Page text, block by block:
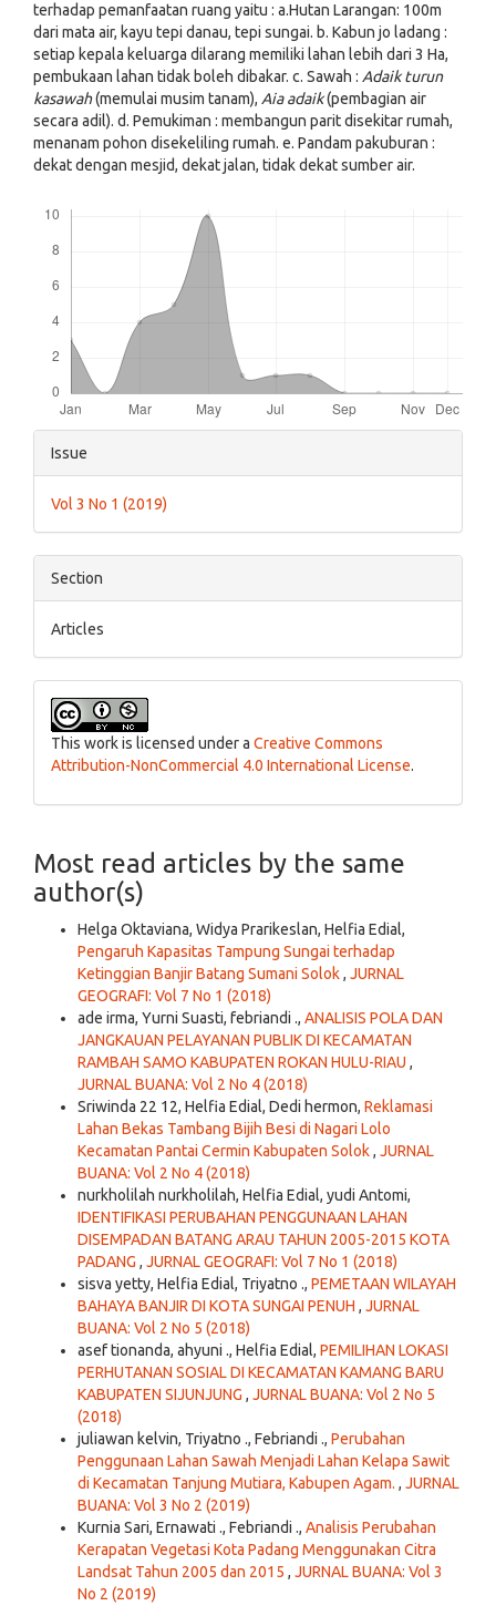
terhadap pemanfaatan ruang yaitu : a.Hutan Larangan: 100m
dari mata air, kayu tepi danau, tepi sungai. b. Kabun jo ladang :
setiap kepala keluarga dilarang memiliki lahan lebih dari 3 Ha,
pembukaan lahan tidak boleh dibakar. c. Sawah : Adaik turun
kasawah(memulai musim tanam), Aia adaik(pembagian air
secara adil). d. Pemukiman : membangun parit disekitar rumah,
menanam pohon disekeliling rumah. e. Pandam pakuburan :
dekat dengan mesjid, dekat jalan, tidak dekat sumber air.
Article
Details
Issue
Vol 3 No 1 (2019)
Section
Articles
This work is licensed under a Creative Commons
Attribution-NonCommercial 4.0 International License.
Most read articles by the same
author(s)
Helga Oktaviana, Widya Prarikeslan, Helfia Edial,
Pengaruh Kapasitas Tampung Sungai terhadap
Ketinggian Banjir Batang Sumani Solok, JURNAL
GEOGRAFI: Vol 7 No 1 (2018)
ade irma, Yurni Suasti, febriandi ., ANALISIS POLA DAN
JANGKAUAN PELAYANAN PUBLIK DI KECAMATAN
RAMBAH SAMO KABUPATEN ROKAN HULU-RIAU ,
JURNAL BUANA: Vol 2 No 4 (2018)
Sriwinda 22 12, Helfia Edial, Dedi hermon, Reklamasi
Lahan Bekas Tambang Bijih Besi di Nagari Lolo
Kecamatan Pantai Cermin Kabupaten Solok, JURNAL
BUANA: Vol 2 No 4 (2018)
nurkholilah nurkholilah, Helfia Edial, yudi Antomi,
IDENTIFIKASI PERUBAHAN PENGGUNAAN LAHAN
DISEMPADAN BATANG ARAU TAHUN 2005-2015 KOTA
PADANG , JURNAL GEOGRAFI: Vol 7 No 1 (2018)
sisva yetty, Helfia Edial, Triyatno ., PEMETAAN WILAYAH
BAHAYA BANJIR DI KOTA SUNGAI PENUH , JURNAL
BUANA: Vol 2 No 5 (2018)
asef tionanda, ahyuni ., Helfia Edial, PEMILIHAN LOKASI
PERHUTANAN SOSIAL DI KECAMATAN KAMANG BARU
KABUPATEN SIJUNJUNG , JURNAL BUANA: Vol 2 No 5
(2018)
juliawan kelvin, Triyatno ., Febriandi ., Perubahan
Penggunaan Lahan Sawah Menjadi Lahan Kelapa Sawit
di Kecamatan Tanjung Mutiara, Kabupen Agam. , JURNAL
BUANA: Vol 3 No 2 (2019)
Kurnia Sari, Ernawati ., Febriandi ., Analisis Perubahan
Kerapatan Vegetasi Kota Padang Menggunakan Citra
Landsat Tahun 2005 dan 2015 , JURNAL BUANA: Vol 3
No 2 (2019)